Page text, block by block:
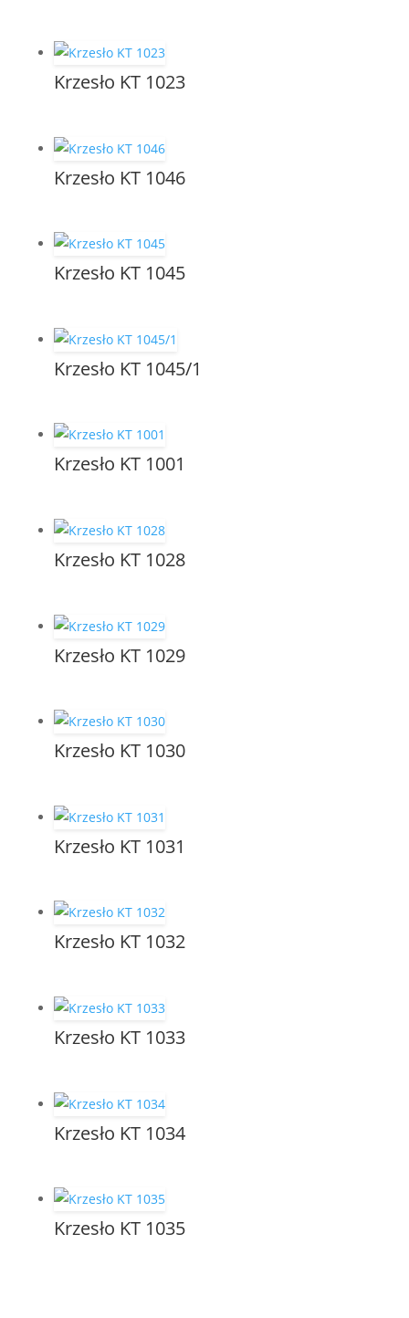
Krzesło KT 1023
Krzesło KT 1046
Krzesło KT 1045
Krzesło KT 1045/1
Krzesło KT 1001
Krzesło KT 1028
Krzesło KT 1029
Krzesło KT 1030
Krzesło KT 1031
Krzesło KT 1032
Krzesło KT 1033
Krzesło KT 1034
Krzesło KT 1035